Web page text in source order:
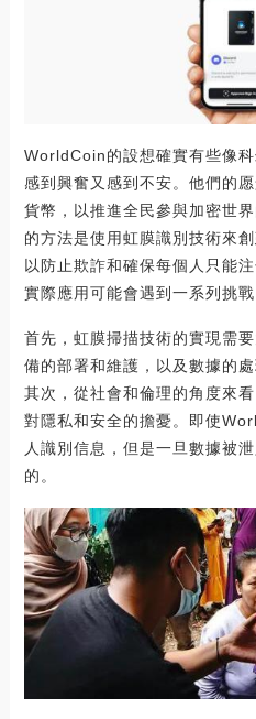
WorldCoin的設想確實有些像
感到興奮又感到不安。他們的
貨幣，以推進全民參與加密世
的方法是使用虹膜識別技術來
以防止欺詐和確保每個人只能
實際應用可能會遇到一系列挑戰
首先，虹膜掃描技術的實現需
備的部署和維護，以及數據的
其次，從社會和倫理的角度來
對隱私和安全的擔憂。即使
人識別信息，但是一旦數據被
的。